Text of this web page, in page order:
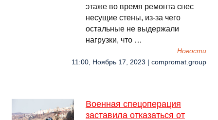
этаже во время ремонта снес
несущие стены, из-за чего
остальные не выдержали
нагрузки, что …
Новости
11:00, Ноябрь 17, 2023 | compromat.group
Военная спецоперация
заставила отказаться от